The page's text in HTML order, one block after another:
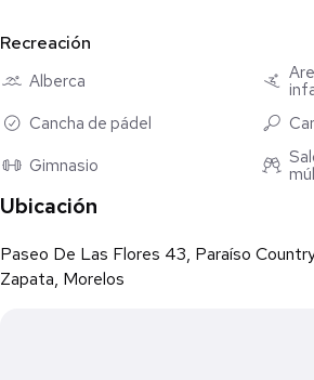
Recreación
Alberca
Cancha de pádel
Gimnasio
Ubicación
Paseo De Las Flores 43, Paraíso
Zapata, Morelos